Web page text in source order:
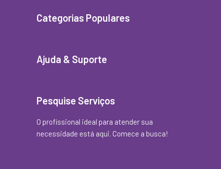
Categorias Populares
Ajuda & Suporte
Pesquise Serviços
O profissional ideal para atender sua
necessidade está aqui. Comece a busca!